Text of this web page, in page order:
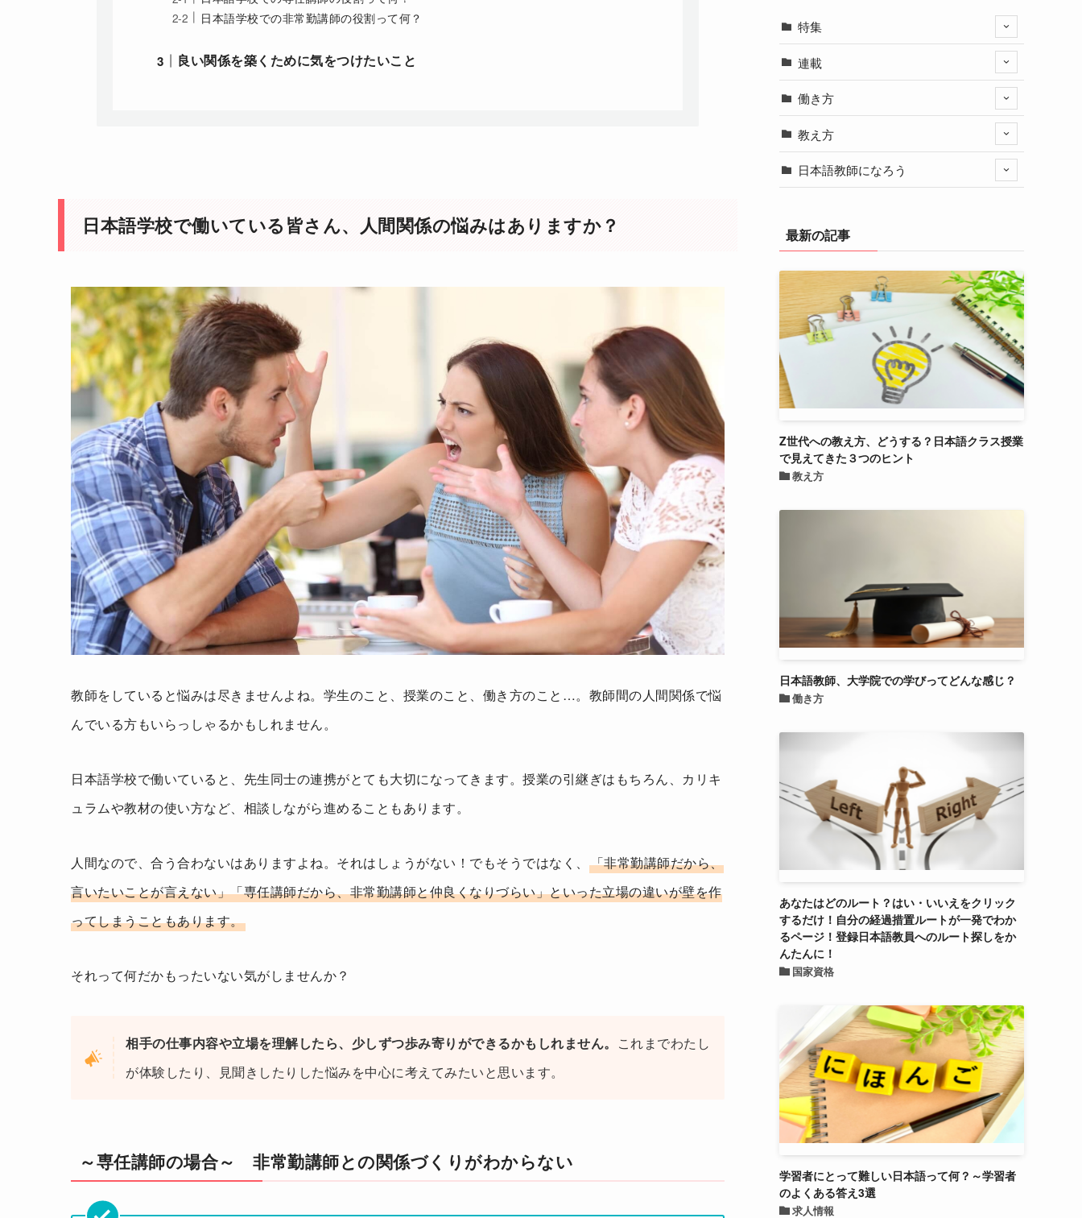
日本語学校での非常勤講師の役割って何？
良い関係を築くために気をつけたいこと
日本語学校で働いている皆さん、人間関係の悩みはありますか？
教師をしていると悩みは尽きませんよね。学生のこと、授業のこと、働き方のこと…。教師間の人間関係で悩
んでいる方もいらっしゃるかもしれません。
日本語学校で働いていると、先生同士の連携がとても大切になってきます。授業の引継ぎはもちろん、カリキ
ュラムや教材の使い方など、相談しながら進めることもあります。
人間なので、合う合わないはありますよね。それはしょうがない！でもそうではなく、 「非常勤講師だから、
言いたいことが言えない」「専任講師だから、非常勤講師と仲良くなりづらい」といった立場の違いが壁を作
ってしまうこともあります。
それって何だかもったいない気がしませんか？
相手の仕事内容や立場を理解したら、少しずつ歩み寄りができるかもしれません。 これまでわたし
が体験したり、見聞きしたりした悩みを中心に考えてみたいと思います。
～専任講師の場合～ 非常勤講師との関係づくりがわからない
特集
連載
働き方
教え方
日本語教師になろう
最新の記事
Z世代への教え方、どうする？日本語クラス授業
で見えてきた３つのヒント
教え方
日本語教師、大学院での学びってどんな感じ？
働き方
あなたはどのルート？はい・いいえをクリック
するだけ！自分の経過措置ルートが一発でわか
るページ！登録日本語教員へのルート探しをか
んたんに！
国家資格
学習者にとって難しい日本語って何？～学習者
のよくある答え3選
求人情報